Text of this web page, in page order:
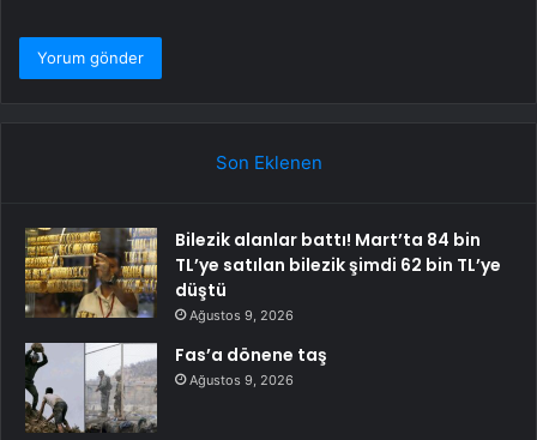
Son Eklenen
Bilezik alanlar battı! Mart’ta 84 bin
TL’ye satılan bilezik şimdi 62 bin TL’ye
düştü
Ağustos 9, 2026
Fas’a dönene taş
Ağustos 9, 2026